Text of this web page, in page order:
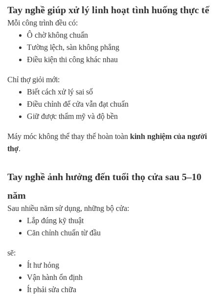
Tay nghề giúp xử lý linh hoạt tình huống thực tế
Mỗi công trình đều có:
Ô chờ không chuẩn
Tường lệch, sàn không phẳng
Điều kiện thi công khác nhau
Chỉ thợ giỏi mới:
Biết cách xử lý sai số
Điều chỉnh để cửa vẫn đạt chuẩn
Giữ được thẩm mỹ và độ bền
Máy móc không thể thay thế hoàn toàn kinh nghiệm của người
thợ.
Tay nghề ảnh hưởng đến tuổi thọ cửa sau 5–10
năm
Sau nhiều năm sử dụng, những bộ cửa:
Lắp đúng kỹ thuật
Căn chỉnh chuẩn từ đầu
sẽ:
Ít hư hỏng
Vận hành ổn định
Ít phải sửa chữa